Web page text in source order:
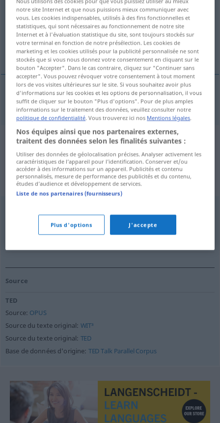
Vue d'ensemble de toutes les traductions
(Pour plus d'informations, cliquez sur/touchez la traduction)
pH-Wert
pH-Wertm pH CHEM
Exemples de phrases de sources
extérieures pour "pH"
(non vérifiés par la rédaction de
Langenscheidt)
Und am anderen Ende, in einem alkalischen Umfeld,
bei einem pH-Wert von 11, existiert Leben.
Source
TED
Source: OPUS
Source du texte original: WIT³
Source du texte original: TED
Base de données d'origine: TED Talk Parallel Corpus
notre site Internet et que nous puissions mieux communiquer avec
vous. Les cookies indispensables, utilisés à des fins fonctionnelles et
statistiques, qui sont nécessaires au fonctionnement de notre site
Internet et à l'évaluation statistique du site, sont toujours stockés sur
votre terminal en fonction de notre présélection. Les cookies de
marketing et les cookies utilisés pour la publicité personnalisée ne sont
stockés que si vous nous donnez votre consentement en cliquant sur le
bouton "Accepter". Dans le cas contraire, cliquez sur "Continuer sans
accepter". Vous pouvez révoquer votre consentement à tout moment
lors de vos visites ultérieures sur le site. Si vous souhaitez avoir plus
d'informations sur les cookies et les options de personnalisation, il vous
suffit de cliquer sur le bouton "Plus d'options". Pour de plus amples
informations sur le traitement des données, veuillez consulter notre
politique de confidentialité . Vous trouverez ici nos Mentions légales
Nos équipes ainsi que nos partenaires externes,
traitent des données selon les finalités suivantes :
Utiliser des données de géolocalisation précises. Analyser activement les
caractéristiques de l’appareil pour l’identification. Conserver et/ou
accéder à des informations sur un appareil. Publicités et contenu
personnalisés, mesure de performance des publicités et du contenu,
études d’audience et développement de services.
Liste de nos partenaires (fournisseurs)
Plus d'options J'accepte